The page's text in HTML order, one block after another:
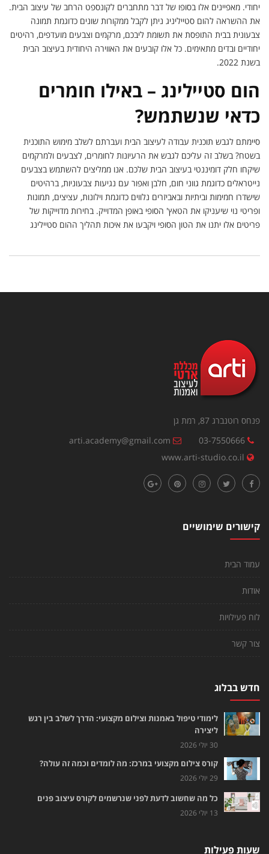
יחודי. מאפיינים אלו בסופו של דבר מתחברים לקונספט הרחב של עיצוב הבית.
את ההשראה להום סטייליניג ניתן לקבל ממקורות שונים כדוגמת תמונה
צבעונית בבית התופסת את תשומת ליבכם, מרקמים וצבעים מועדפים, רהיטים
יחודיים ובדים מתאימים. כל אלו קובעים את האווירה היחודית בעיצוב הבית
בשנת 2022.
הום סטיילינג – באילו חומרים
כדאי שנשתמש?
סיימתם לגבש תוכנית עבודה לעיצוב הבית ועברתם לשלב מימוש התוכנית
בשטח? בשלב זה עליכם לגבש את הרעיונות לחומרים, לצבעים ולמרקמים
שיקחו חלק דומיננטי בעיצוב הבית שלכם. אנו ממליצים להשתמש בצבעים
נייטראלים כדוגמת גווני חום, חלבן ואפור עם נגיעות צבעוניות, ברהיטים
שישדרו חמימות וביתיות ובאביזרים נלווים כדוגמת וילונות, עציצים, תמונות
ופריטי נוי שיעניקו את הטאץ' הסופי באופן המדוייק. בחירות מדוייקות של
פריטים אלו יתנו את הטון הסופי ויקבעו את איכות תהליך ההום סטיילינג
פנחס רוטנברג 87, רמת גן
03-7550666
arti.academy@gmail.com
www.arti-studio.co.il
קישורים שימושיים
עמוד הבית
אודות
לוח פעילויות
צור קשר
חדש בבלוג
לימודי טיפול באמנות וצילום מקצועי: הדרך לשלב בין רגש
ליצירה
30 יולי 2026
קורס צילום מקצועי במרכז: מה לומדים וכמה זה עולה?
29 יולי 2026
כל מה שחשוב לדעת לפני שנרשמים לקורס עיצוב פנים
13 יולי 2026
שעות פעילות